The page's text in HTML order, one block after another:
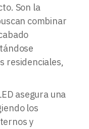
Son la
combinar
residenciales,
asegura una
los
y